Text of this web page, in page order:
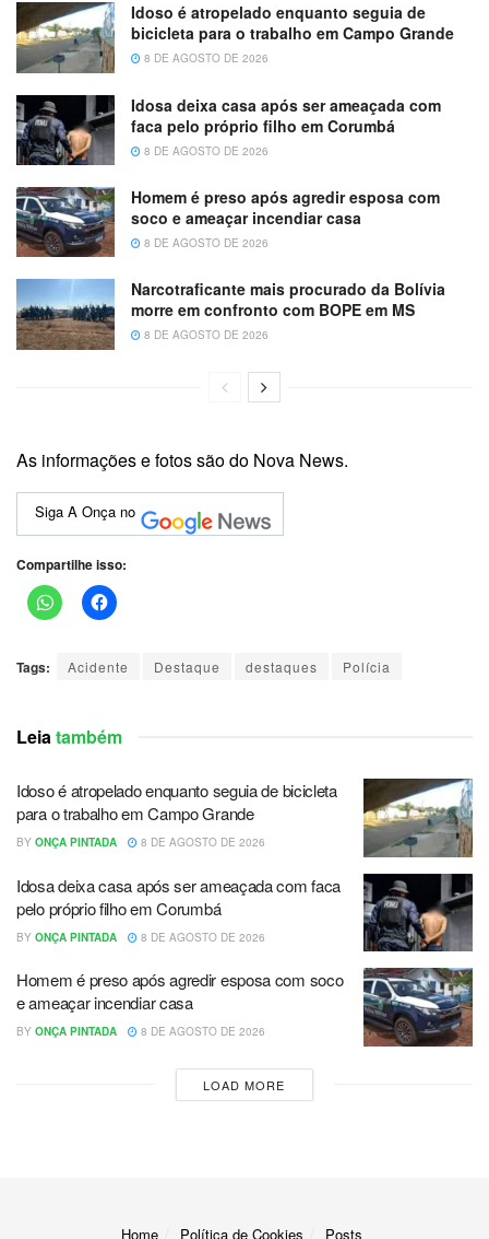
Idoso é atropelado enquanto seguia de
bicicleta para o trabalho em Campo Grande
8 DE AGOSTO DE 2026
Idosa deixa casa após ser ameaçada com
faca pelo próprio filho em Corumbá
8 DE AGOSTO DE 2026
Homem é preso após agredir esposa com
soco e ameaçar incendiar casa
8 DE AGOSTO DE 2026
Narcotraficante mais procurado da Bolívia
morre em confronto com BOPE em MS
8 DE AGOSTO DE 2026
As informações e fotos são do Nova News.
Siga A Onça no
Compartilhe isso:
Tags: Acidente Destaque destaques Polícia
Leiatambém
Idoso é atropelado enquanto seguia de bicicleta
para o trabalho em Campo Grande
BY ONÇA PINTADA 8 DE AGOSTO DE 2026
Idosa deixa casa após ser ameaçada com faca
pelo próprio filho em Corumbá
BY ONÇA PINTADA 8 DE AGOSTO DE 2026
Homem é preso após agredir esposa com soco
e ameaçar incendiar casa
BY ONÇA PINTADA 8 DE AGOSTO DE 2026
LOAD MORE
Home Política de Cookies Posts